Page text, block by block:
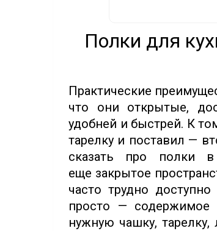
Полки для
Практические
что они открытые,
удобней и быстрей. К
тарелку и поставил —
сказать про полки
еще закрытое
часто трудно
просто — содержимое
нужную чашку,